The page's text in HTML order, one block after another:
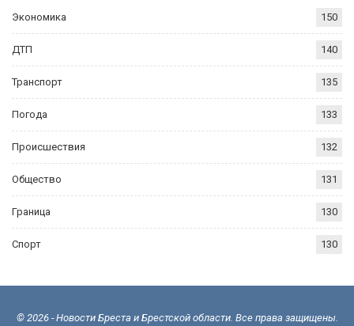
Экономика 150
ДТП 140
Транспорт 135
Погода 133
Происшествия 132
Общество 131
Граница 130
Спорт 130
© 2026 - Новости Бреста и Брестской области. Все права защищены.